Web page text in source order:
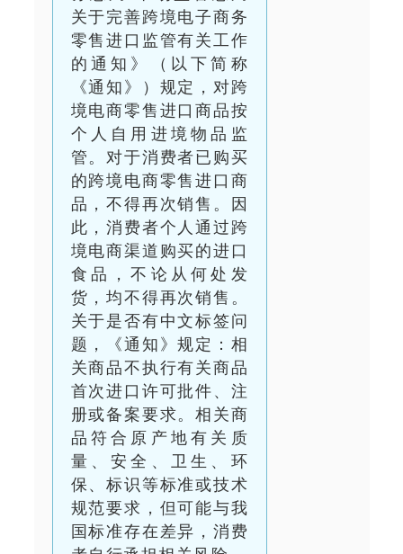
关于完善跨境电子商务
零售进口监管有关工作
的通知》（以下简称
《通知》）规定，对跨
境电商零售进口商品按
个人自用进境物品监
管。对于消费者已购买
的跨境电商零售进口商
品，不得再次销售。因
此，消费者个人通过跨
境电商渠道购买的进口
食品，不论从何处发
货，均不得再次销售。
关于是否有中文标签问
题，《通知》规定：相
关商品不执行有关商品
首次进口许可批件、注
册或备案要求。相关商
品符合原产地有关质
量、安全、卫生、环
保、标识等标准或技术
规范要求，但可能与我
国标准存在差异，消费